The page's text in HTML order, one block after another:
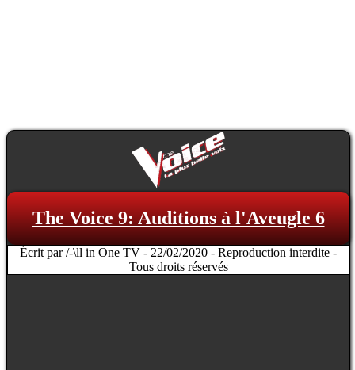
The Voice 9: Auditions à l'Aveugle 6
Écrit par /-\ll in One TV - 22/02/2020 - Reproduction interdite -
Tous droits réservés